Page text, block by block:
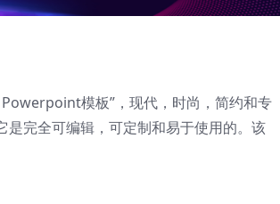
模板”，现代，时尚，简约和专
完全可编辑，可定制和易于使用的。该